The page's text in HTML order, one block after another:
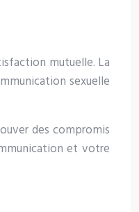
mutuelle. La
sexuelle
des compromis
et votre